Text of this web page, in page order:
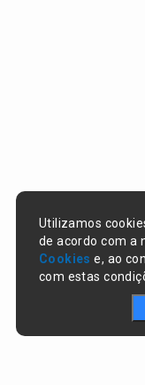
Utilizamos
de acordo com a
Cookies e, ao
com estas